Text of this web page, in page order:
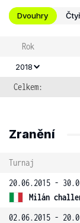
Dvouhry
Rok
2018
Celkem:
Zranění
Turnaj
20.06.2015 -
Milán
02.06.2015 -